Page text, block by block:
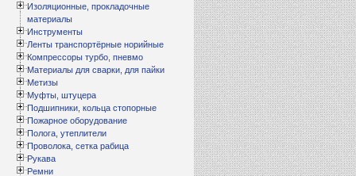
Изоляционные, прокладочные
материалы
Инструменты
Ленты транспортёрные норийные
Компрессоры турбо, пневмо
Материалы для сварки, для пайки
Метизы
Муфты, штуцера
Подшипники, кольца стопорные
Пожарное оборудование
Полога, утеплители
Проволока, сетка рабица
Рукава
Ремни